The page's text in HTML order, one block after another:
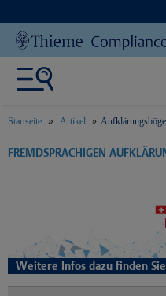
Startseite Artikel
text.skipToContent
text.skipToNavigation
FREMDSPRACHIGEN
Weitere Infos dazu finden